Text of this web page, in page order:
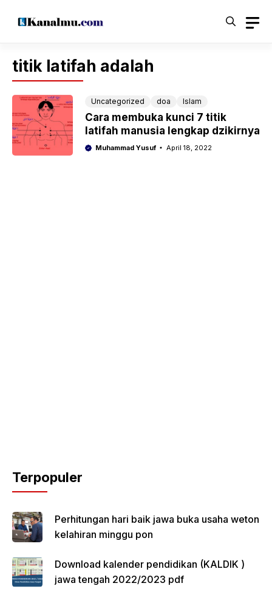
titik latifah adalah
Uncategorized doa Islam
Cara membuka kunci 7 titik
latifah manusia lengkap dzikirnya
Muhammad Yusuf April 18, 2022
Terpopuler
Perhitungan hari baik jawa buka usaha weton
kelahiran minggu pon
Download kalender pendidikan (KALDIK )
jawa tengah 2022/2023 pdf